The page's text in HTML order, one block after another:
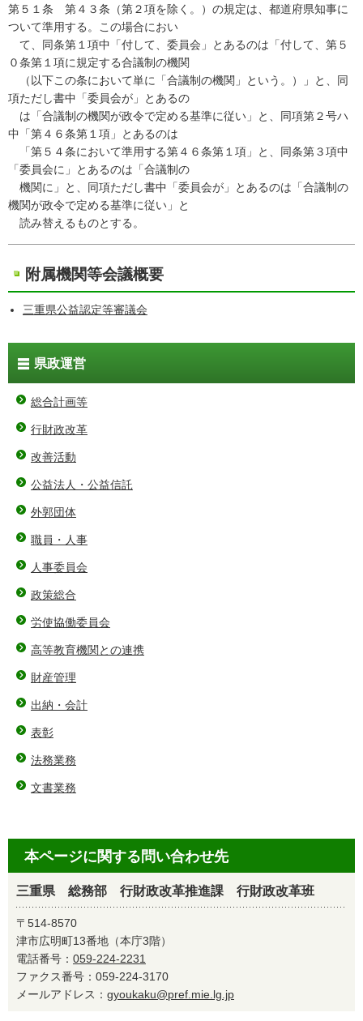
第５１条 第４３条（第２項を除く。）の規定は、都道府県知事に
ついて準用する。この場合におい
て、同条第１項中「付して、委員会」とあるのは「付して、第５
０条第１項に規定する合議制の機関
（以下この条において単に「合議制の機関」という。）」と、同
項ただし書中「委員会が」とあるの
は「合議制の機関が政令で定める基準に従い」と、同項第２号ハ
中「第４６条第１項」とあるのは
「第５４条において準用する第４６条第１項」と、同条第３項中
「委員会に」とあるのは「合議制の
機関に」と、同項ただし書中「委員会が」とあるのは「合議制の
機関が政令で定める基準に従い」と
読み替えるものとする。
附属機関等会議概要
三重県公益認定等審議会
県政運営
総合計画等
行財政改革
改善活動
公益法人・公益信託
外郭団体
職員・人事
人事委員会
政策総合
労使協働委員会
高等教育機関との連携
財産管理
出納・会計
表彰
法務業務
文書業務
本ページに関する問い合わせ先
三重県 総務部 行財政改革推進課 行財政改革班
〒514-8570
津市広明町13番地（本庁3階）
電話番号： 059-224-2231
ファクス番号：059-224-3170
メールアドレス： gyoukaku@pref.mie.lg.jp